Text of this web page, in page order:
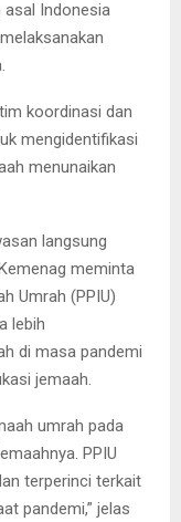
asal Indonesia
koordinasi dan
mengidentifikasi
menunaikan
langsung
meminta
Umrah (PPIU)
lebih
di masa pandemi
jemaah.
umrah pada
PPIU
terperinci terkait
pandemi,” jelas